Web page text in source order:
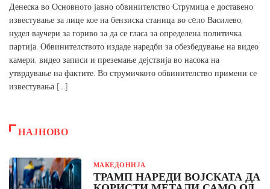
Денеска во Основното јавно обвинителство Струмица е доставено
известување за лице кое на бензиска станица во сeло Василево,
нудел ваучери за гориво за да се гласа за определена политичка
партија. Обвинителството издаде наредби за обезбедување на видео
камери, видео записи и преземање дејствија во насока на
утврдување на фактите. Во струмичкото обвинителство примени се
известувања […]
НАЈНОВО
МАКЕДОНИЈА
ТРАМП НАРЕДИ ВОЈСКАТА ДА